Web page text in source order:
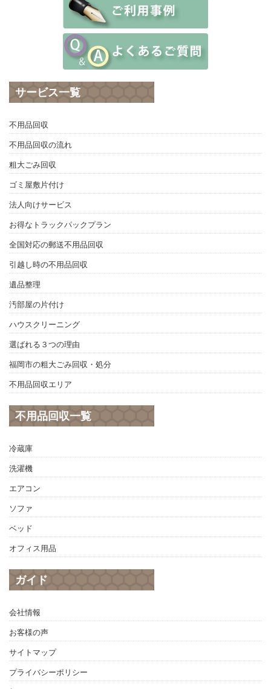
サービス一覧
不用品回収
不用品回収の流れ
粗大ごみ回収
ゴミ屋敷片付け
法人向けサービス
お得なトラックパックプラン
全国対応の郵送不用品回収
引越し時の不用品回収
遺品整理
汚部屋の片付け
ハウスクリーニング
選ばれる３つの理由
福岡市の粗大ごみ回収・処分
不用品回収エリア
不用品回収一覧
冷蔵庫
洗濯機
エアコン
ソファ
ベッド
オフィス用品
ガイド
会社情報
お客様の声
サイトマップ
プライバシーポリシー